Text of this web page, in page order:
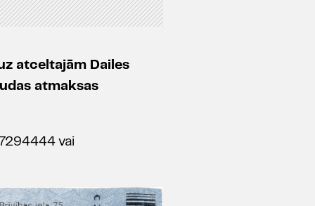
atceltajām Dailes
atmaksas
vai